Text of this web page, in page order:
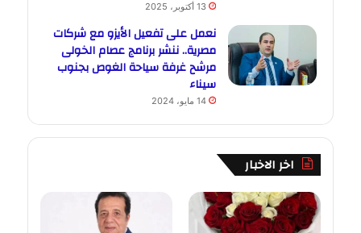
13 أكتوبر، 2025
نعمل على تفعيل الأيزو مع شركات
مصرية.. ننشر برنامج عصام الخولى
مرشح غرفة سياحة الغوص بجنوب
سيناء
14 مايو، 2024
اخر الاخبار